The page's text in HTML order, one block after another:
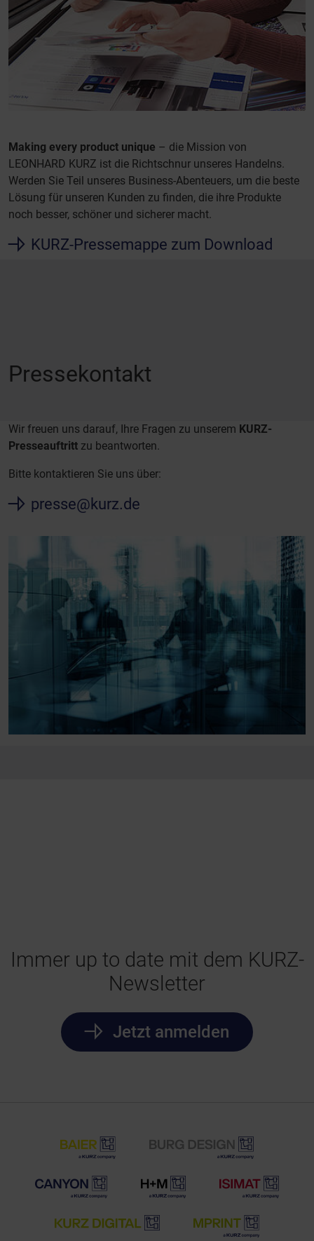
Making every product unique – die Mission von
LEONHARD KURZ ist die Richtschnur unseres Handelns.
Werden Sie Teil unseres Business-Abenteuers, um die beste
Lösung für unseren Kunden zu finden, die ihre Produkte
noch besser, schöner und sicherer macht.
KURZ-Pressemappe zum Download
Pressekontakt
Wir freuen uns darauf, Ihre Fragen zu unserem KURZ-
Presseauftritt zu beantworten.
Bitte kontaktieren Sie uns über:
presse@kurz.de
Immer up to date mit dem KURZ-
Newsletter
Jetzt anmelden